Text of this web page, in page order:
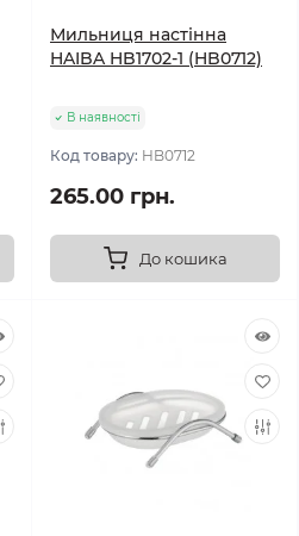
Мильниця настінна
HAIBA HB1702-1 (HB0712)
В наявності
Код товару: HB0712
265.00 грн.
До кошика